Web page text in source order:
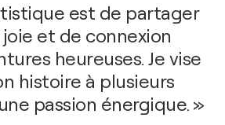
est de partager
et de connexion
heureuses. Je vise
histoire à plusieurs
passion énergique. »